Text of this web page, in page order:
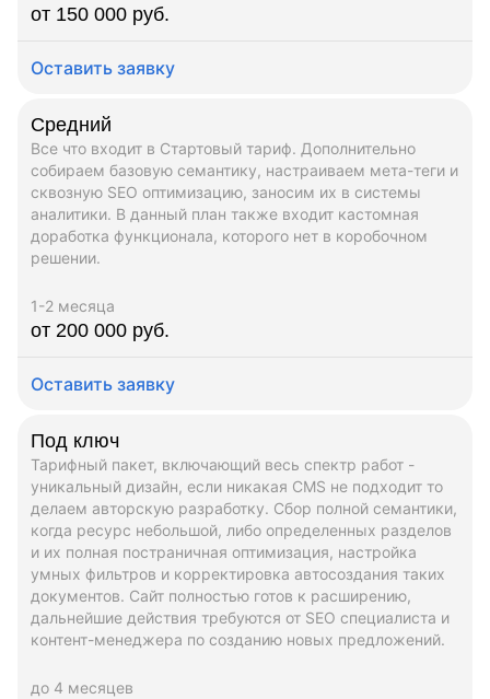
от 150 000 руб.
Оставить заявку
Средний
Все что входит в Стартовый тариф. Дополнительно
собираем базовую семантику, настраиваем мета-теги и
сквозную SEO оптимизацию, заносим их в системы
аналитики. В данный план также входит кастомная
доработка функционала, которого нет в коробочном
решении.
1-2 месяца
от 200 000 руб.
Оставить заявку
Под ключ
Тарифный пакет, включающий весь спектр работ -
уникальный дизайн, если никакая CMS не подходит то
делаем авторскую разработку. Сбор полной семантики,
когда ресурс небольшой, либо определенных разделов
и их полная постраничная оптимизация, настройка
умных фильтров и корректировка автосоздания таких
документов. Сайт полностью готов к расширению,
дальнейшие действия требуются от SEO специалиста и
контент-менеджера по созданию новых предложений.
до 4 месяцев